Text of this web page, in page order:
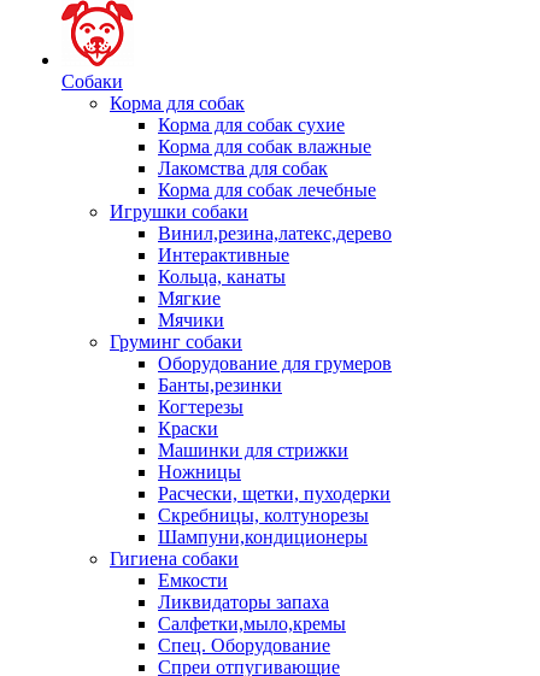
Собаки
Корма для собак
Корма для собак сухие
Корма для собак влажные
Лакомства для собак
Корма для собак лечебные
Игрушки собаки
Винил,резина,латекс,дерево
Интерактивные
Кольца, канаты
Мягкие
Мячики
Груминг собаки
Оборудование для грумеров
Банты,резинки
Когтерезы
Краски
Машинки для стрижки
Ножницы
Расчески, щетки, пуходерки
Скребницы, колтунорезы
Шампуни,кондиционеры
Гигиена собаки
Емкости
Ликвидаторы запаха
Салфетки,мыло,кремы
Спец. Оборудование
Спреи отпугивающие